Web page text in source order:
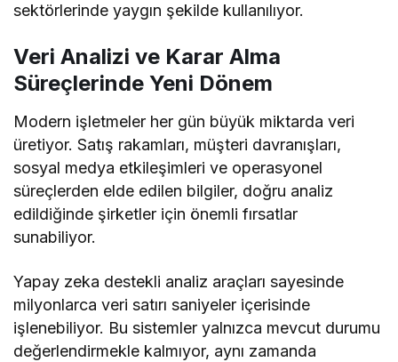
sektörlerinde yaygın şekilde kullanılıyor.
Veri Analizi ve Karar Alma
Süreçlerinde Yeni Dönem
Modern işletmeler her gün büyük miktarda veri
üretiyor. Satış rakamları, müşteri davranışları,
sosyal medya etkileşimleri ve operasyonel
süreçlerden elde edilen bilgiler, doğru analiz
edildiğinde şirketler için önemli fırsatlar
sunabiliyor.
Yapay zeka destekli analiz araçları sayesinde
milyonlarca veri satırı saniyeler içerisinde
işlenebiliyor. Bu sistemler yalnızca mevcut durumu
değerlendirmekle kalmıyor, aynı zamanda